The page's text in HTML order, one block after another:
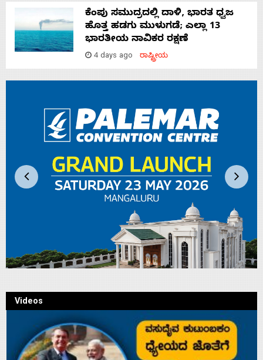
ಕೆಂಪು ಸಮುದ್ರದಲ್ಲಿ ದಾಳಿ, ಭಾರತ ಧ್ವಜ
ಹೊತ್ತ ಹಡಗು ಮುಳುಗಡೆ; ಎಲ್ಲಾ 13
ಭಾರತೀಯ ನಾವಿಕರ ರಕ್ಷಣೆ
4 days ago ರಾಷ್ಟ್ರೀಯ
Videos